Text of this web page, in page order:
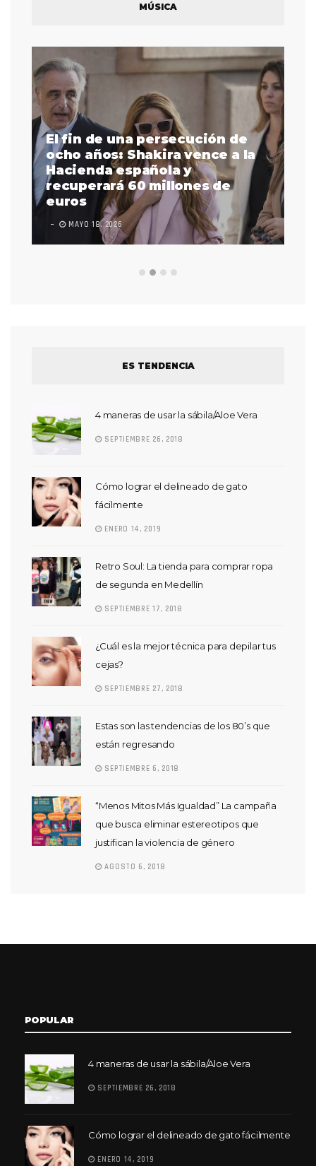
MÚSICA
El fin de una persecución de
ocho años: Shakira vence a la
Hacienda española y
recuperará 60 millones de
euros
MAYO 18, 2026
ES TENDENCIA
4 maneras de usar la sábila/Aloe Vera
SEPTIEMBRE 26, 2018
Cómo lograr el delineado de gato
fácilmente
ENERO 14, 2019
Retro Soul: La tienda para comprar ropa
de segunda en Medellín
SEPTIEMBRE 17, 2018
¿Cuál es la mejor técnica para depilar tus
cejas?
SEPTIEMBRE 27, 2018
Estas son las tendencias de los 80’s que
están regresando
SEPTIEMBRE 6, 2018
“Menos Mitos Más Igualdad” La campaña
que busca eliminar estereotipos que
justifican la violencia de género
AGOSTO 6, 2018
POPULAR
4 maneras de usar la sábila/Aloe Vera
SEPTIEMBRE 26, 2018
Cómo lograr el delineado de gato fácilmente
ENERO 14, 2019